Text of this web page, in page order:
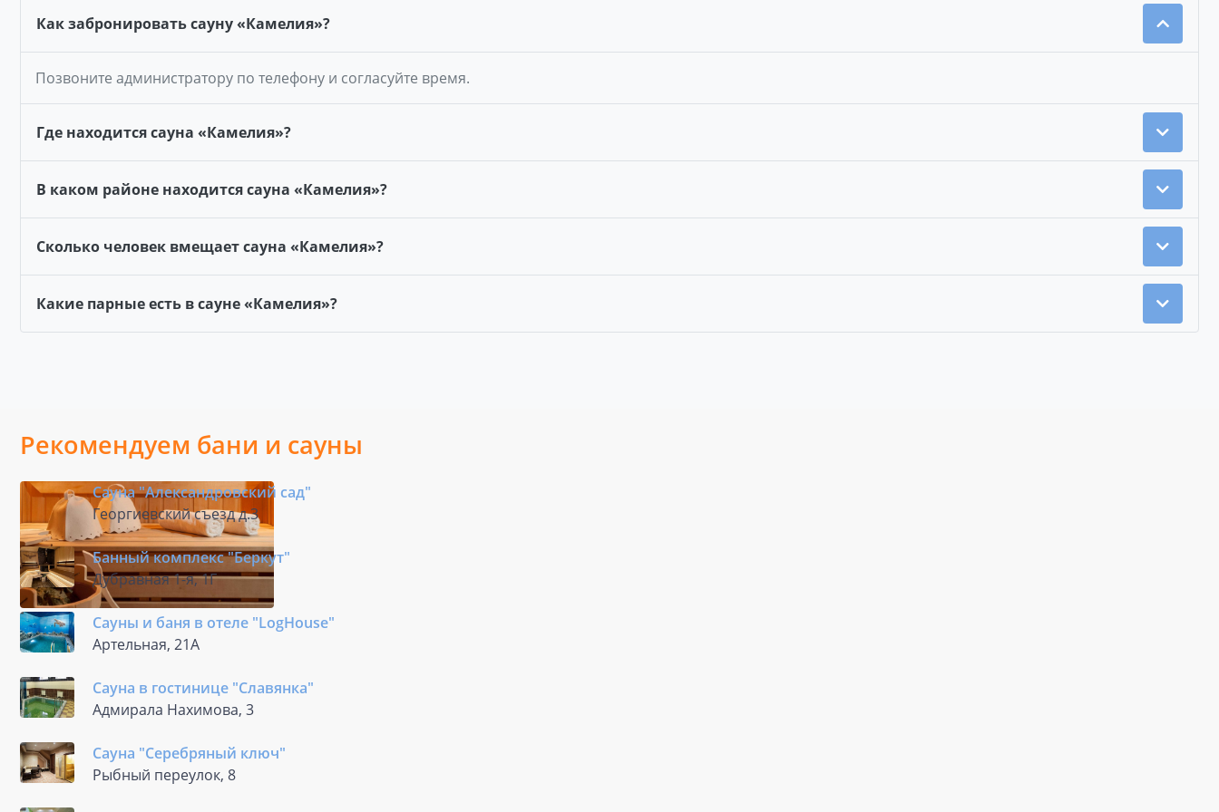
Как забронировать сауну «Камелия»?
Позвоните администратору по телефону и согласуйте время.
Где находится сауна «Камелия»?
В каком районе находится сауна «Камелия»?
Сколько человек вмещает сауна «Камелия»?
Какие парные есть в сауне «Камелия»?
Рекомендуем бани и сауны
Сауна "Александровский сад"
Георгиевский съезд д.3
Банный комплекс "Беркут"
Дубравная 1-я, 1Г
Сауны и баня в отеле "LogHousе"
Артельная, 21А
Сауна в гостинице "Славянка"
Адмирала Нахимова, 3
Сауна "Серебряный ключ"
Рыбный переулок, 8